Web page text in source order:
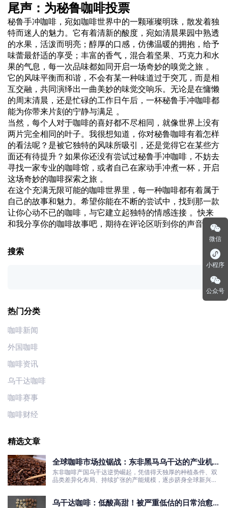
尾声：为秘鲁咖啡投票
秘鲁手冲咖啡，宛如咖啡世界中的一颗璀璨明珠，散发着独
特而迷人的魅力。它有着清新的酸度，宛如清晨果园中熟透
的水果，活泼而明亮；醇厚的口感，仿佛温暖的拥抱，给予
味蕾最舒适的享受；丰富的香气，混合着坚果、巧克力和水
果的气息，每一次品味都如同开启一场奇妙的嗅觉之旅 。
它的风味平衡而和谐，不会有某一种味道过于突兀，而是相
互交融，共同演绎出一曲美妙的味觉交响乐。无论是在慵懒
的周末清晨，还是忙碌的工作日午后，一杯秘鲁手冲咖啡都
能为你带来片刻的宁静与满足 。
当然，每个人对于咖啡的喜好都不尽相同，就像世界上没有
两片完全相同的叶子。我很想知道，你对秘鲁咖啡有着怎样
的看法呢？是被它独特的风味所吸引，还是觉得它在某些方
面还有待提升？如果你还没有尝试过秘鲁手冲咖啡，不妨去
寻找一家专业的咖啡馆，或者自己在家动手冲煮一杯，开启
这场奇妙的咖啡探索之旅 。
在这个充满无限可能的咖啡世界里，每一种咖啡都有着属于
自己的故事和魅力。希望你能在不断的尝试中，找到那一款
让你心动不已的咖啡，与它建立起独特的情感连接 。快来
和我分享你的咖啡故事吧，期待在评论区听到你的声音！、
搜索
热门分类
咖啡新闻
外国咖啡
咖啡资讯
乌干达咖啡
咖啡赛事
咖啡财经
精选文章
全球咖啡市场拉锯战：东非黑马乌干达的产业机遇
与发展真相
东非咖啡产国乌干达逆势崛起，凭借得天独厚的种植条件、双
品类差异化布局、持续扩张的产能规模，逐步跻身全球新兴咖
乌干达咖啡：低酸高甜！被严重低估的日常治愈口
微信
小程序
公众号